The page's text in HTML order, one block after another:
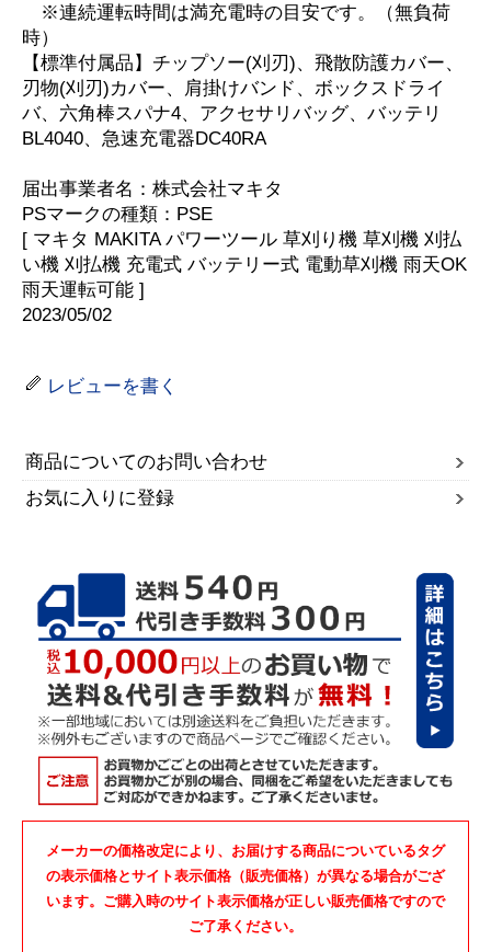
※連続運転時間は満充電時の目安です。（無負荷
時）
【標準付属品】チップソー(刈刃)、飛散防護カバー、
刃物(刈刃)カバー、肩掛けバンド、ボックスドライ
バ、六角棒スパナ4、アクセサリバッグ、バッテリ
BL4040、急速充電器DC40RA
届出事業者名：株式会社マキタ
PSマークの種類：PSE
[ マキタ MAKITA パワーツール 草刈り機 草刈機 刈払
い機 刈払機 充電式 バッテリー式 電動草刈機 雨天OK
雨天運転可能 ]
2023/05/02
レビューを書く
商品についてのお問い合わせ
お気に入りに登録
メーカーの価格改定により、お届けする商品についているタグ
の表示価格とサイト表示価格（販売価格）が異なる場合がござ
います。ご購入時のサイト表示価格が正しい販売価格ですので
ご了承ください。